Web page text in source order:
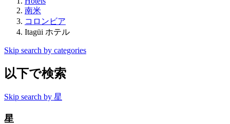
南米
コロンビア
Itagüi ホテル
Skip search by categories
以下で検索
Skip search by 星
星